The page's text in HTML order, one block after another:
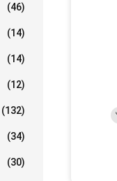
(46)
(14)
(14)
(12)
(132)
(34)
(30)